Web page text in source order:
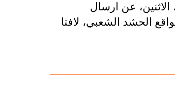
الاثنين، عن ارسال
الحشد الشعبي، لافتا